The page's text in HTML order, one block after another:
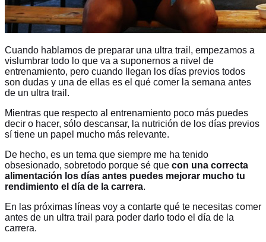
Cuando hablamos de preparar una ultra trail, empezamos a
vislumbrar todo lo que va a suponernos a nivel de
entrenamiento, pero cuando llegan los días previos todos
son dudas y una de ellas es el qué comer la semana antes
de un ultra trail.
Mientras que respecto al entrenamiento poco más puedes
decir o hacer, sólo descansar, la nutrición de los días previos
sí tiene un papel mucho más relevante.
De hecho, es un tema que siempre me ha tenido
obsesionado, sobretodo porque sé que con una correcta
alimentación los días antes puedes mejorar mucho tu
rendimiento el día de la carrera.
En las próximas líneas voy a contarte qué te necesitas comer
antes de un ultra trail para poder darlo todo el día de la
carrera.